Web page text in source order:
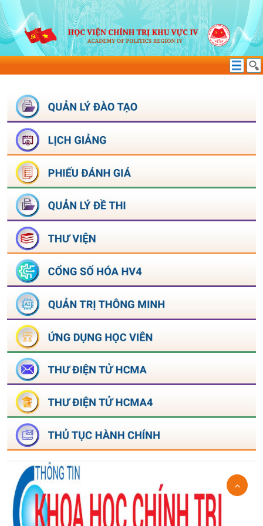
HỌC TẬP NGHỊ QUYẾT
TÌM KIẾM THÔNG TIN